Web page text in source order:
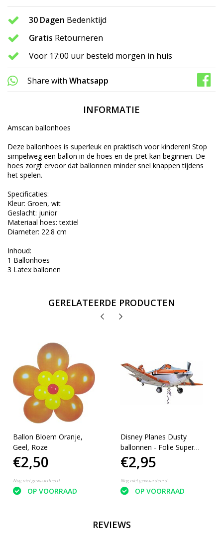
30 Dagen Bedenktijd
Gratis Retourneren
Voor 17:00 uur besteld morgen in huis
Share with Whatsapp
INFORMATIE
Amscan ballonhoes
Deze ballonhoes is superleuk en praktisch voor kinderen! Stop
simpelweg een ballon in de hoes en de pret kan beginnen. De
hoes zorgt ervoor dat ballonnen minder snel knappen tijdens
het spelen.
Specificaties:
Kleur: Groen, wit
Geslacht: junior
Materiaal hoes: textiel
Diameter: 22.8 cm
Inhoud:
1 Ballonhoes
3 Latex ballonen
GERELATEERDE PRODUCTEN
Ballon Bloem Oranje,
Geel, Roze
€2,50
Nog niet gewaardeerd
OP VOORRAAD
Disney Planes Dusty
ballonnen - Folie Super
Shape - Vliegtuig - Ballon
- 43 x 76 cm
€2,95
Nog niet gewaardeerd
OP VOORRAAD
REVIEWS